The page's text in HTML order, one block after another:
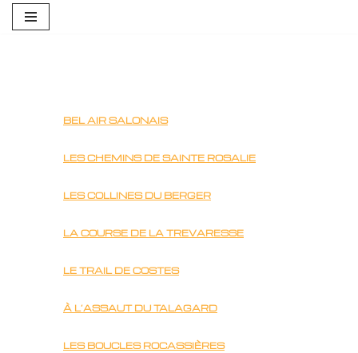
BEL AIR SALONAIS
LES CHEMINS DE SAINTE ROSALIE
LES COLLINES DU BERGER
LA COURSE DE LA TREVARESSE
LE TRAIL DE COSTES
À L’ASSAUT DU TALAGARD
LES BOUCLES ROCASSIÈRES